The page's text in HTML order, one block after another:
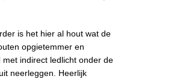
is het hier al hout wat de
opgietemmer en
indirect ledlicht onder de
neerleggen. Heerlijk